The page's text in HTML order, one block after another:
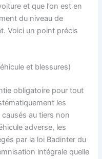
et que l’on est en
du niveau de
Voici un point précis
et blessures)
obligatoire pour tout
les
au tiers non
adverse, les
par la loi Badinter du
intégrale quelle